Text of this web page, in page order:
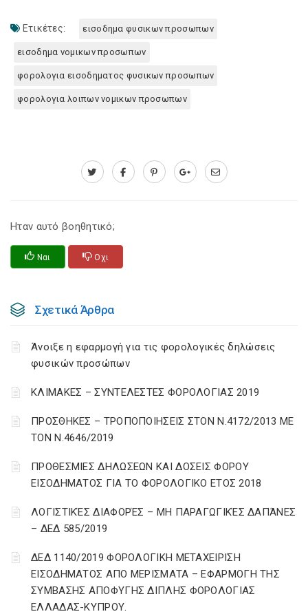
Ετικέτες: εισοδημα φυσικων προσωπων
εισοδημα νομικων προσωπων
φορολογια εισοδηματος φυσικων προσωπων
φορολογια λοιπων νομικων προσωπων
Ηταν αυτό βοηθητικό;
Ναι Οχι
Σχετικά Άρθρα
Άνοιξε η εφαρμογή για τις φορολογικές δηλώσεις
φυσικών προσώπων
ΚΛΙΜΑΚΕΣ – ΣΥΝΤΕΛΕΣΤΕΣ ΦΟΡΟΛΟΓΙΑΣ 2019
ΠΡΟΣΘΗΚΕΣ – ΤΡΟΠΟΠΟΙΗΣΕΙΣ ΣΤΟΝ Ν.4172/2013 ΜΕ
ΤΟΝ Ν.4646/2019
ΠΡΟΘΕΣΜΙΕΣ ΔΗΛΩΣΕΩΝ ΚΑΙ ΔΟΣΕΙΣ ΦΟΡΟΥ
ΕΙΣΟΔΗΜΑΤΟΣ ΓΙΑ ΤΟ ΦΟΡΟΛΟΓΙΚΟ ΕΤΟΣ 2018
ΛΟΓΙΣΤΙΚΈΣ ΔΙΑΦΟΡΈΣ – ΜΗ ΠΑΡΑΓΩΓΙΚΈΣ ΔΑΠΆΝΕΣ
– ΔΕΔ 585/2019
ΔΕΔ 1140/2019 ΦΟΡΟΛΟΓΙΚΗ ΜΕΤΑΧΕΙΡΙΣΗ
ΕΙΣΟΔΗΜΑΤΟΣ ΑΠΟ ΜΕΡΙΣΜΑΤΑ – ΕΦΑΡΜΟΓΗ ΤΗΣ
ΣΥΜΒΑΣΗΣ ΑΠΟΦΥΓΗΣ ΔΙΠΛΗΣ ΦΟΡΟΛΟΓΙΑΣ
ΕΛΛΑΔΑΣ-ΚΥΠΡΟΥ.